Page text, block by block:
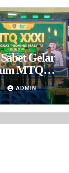
Gelar
MTQ
Raih 409
ADMIN